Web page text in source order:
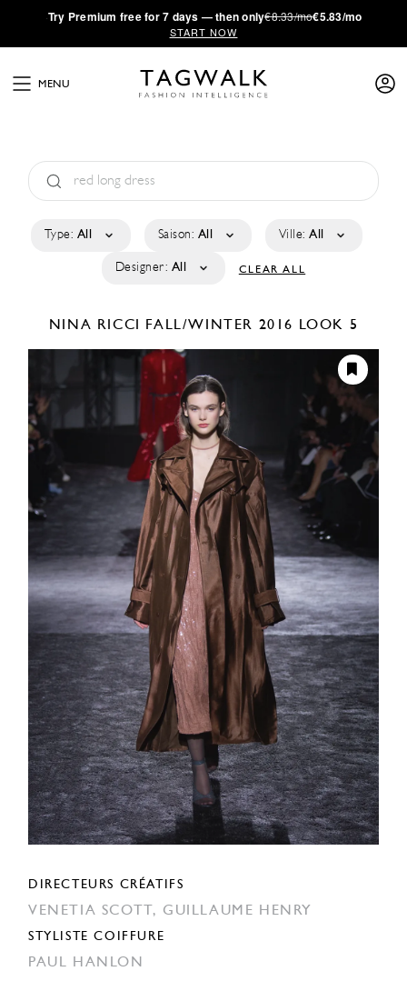
·Try Premium free for 7 days — then only€8.33/mo€5.83/mo
START NOW
MENU
Type: All Saison: All Ville: All
Designer: All CLEAR ALL
NINA RICCI FALL/WINTER 2016 LOOK 5
DIRECTEURS CRÉATIFS
VENETIA SCOTT, GUILLAUME HENRY
STYLISTE COIFFURE
PAUL HANLON